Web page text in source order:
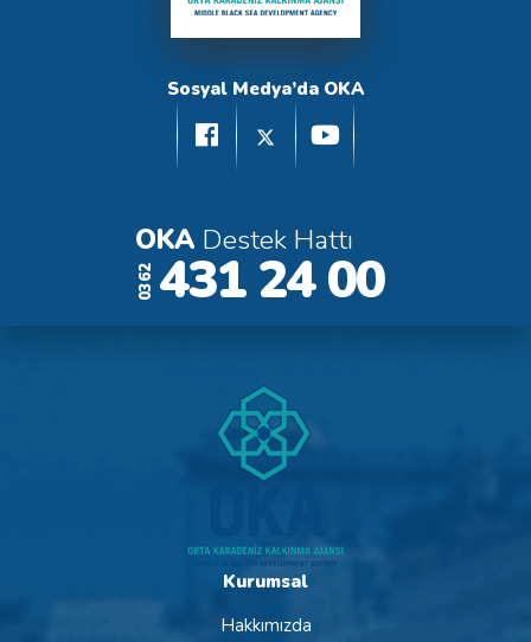
Sosyal Medya’da OKA
OKA Destek Hattı
0362 431 24 00
Kurumsal
Hakkımızda